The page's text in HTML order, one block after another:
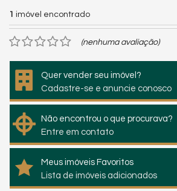
1 imóvel encontrado
(nenhuma avaliação)
Quer vender seu imóvel?
Cadastre-se e anuncie conosco
Não encontrou o que procurava?
Entre em contato
Meus imóveis Favoritos
Lista de imóveis adicionados